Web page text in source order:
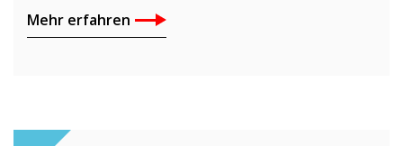
Mehr erfahren